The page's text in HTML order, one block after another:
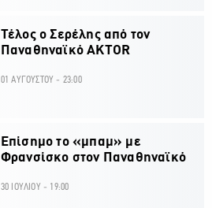
Τέλος ο Σερέλης από τον
Παναθηναϊκό AKTOR
01 ΑΥΓΟΥΣΤΟΥ - 23:00
Επίσημο το «μπαμ» με
Φρανσίσκο στον Παναθηναϊκό
30 ΙΟΥΛΙΟΥ - 19:00